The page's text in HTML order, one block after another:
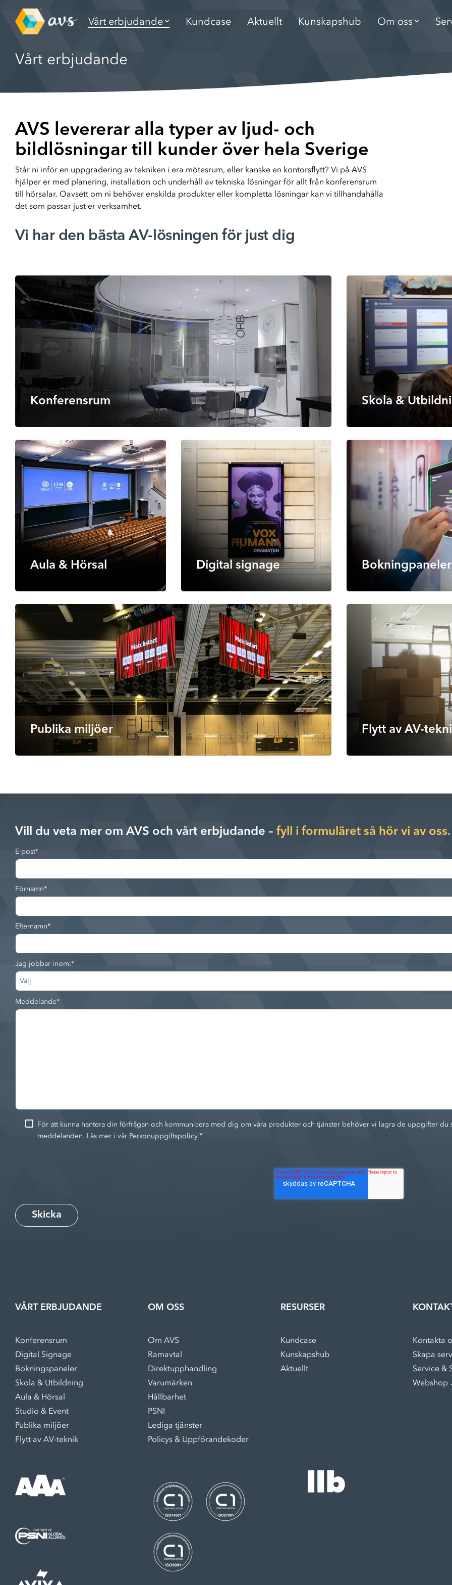
innehållet
Vårt erbjudande
Vårt erbjudande
Digital signage
Rätt budskap med digital signage
Bokningspaneler
Effektiv bokning av möten och lokaler
Digitala verktyg i skolan
Kundcase Aktuellt Kunskapshub Om oss
Om oss
Direktupphandling
AVS svarar gärna på direktupphandlingar, kontakta oss idag!
Ramavtal
AVS har ramavtal med verksamheter i både privat och offentlig sektor
AVS är certifierad medlem av det globala nätverket PSNI
Lediga tjänster
Bli en del av AVS!
Service
Vårt erbjudande
AVS levererar alla typer av ljud- och
bildlösningar till kunder över hela Sverige
Står ni inför en uppgradering av tekniken i era mötesrum, eller kanske en kontorsflytt? Vi på AVS
hjälper er med planering, installation och underhåll av tekniska lösningar för allt från konferensrum
till hörsalar. Oavsett om ni behöver enskilda produkter eller kompletta lösningar kan vi tillhandahålla
det som passar just er verksamhet.
Vi har den bästa AV-lösningen för just dig
Konferensrum Skola &
Aula & Hörsal Digital signage Bokningpaneler
Publika miljöer Flytt av AV-
Vill du veta mer om AVS och vårt erbjudande – fyll i formuläret så hör vi av oss.
E-post*
Förnamn*
Efternamn*
Jag jobbar inom:*
Meddelande*
För att kunna hantera din förfrågan och kommunicera med dig om våra produkter och tjänster behöver vi lagra de uppgifter du
meddelanden. Läs mer i vår Personuppgiftspolicy.*
VÅRT ERBJUDANDE
Konferensrum
Digital Signage
Bokningspaneler
Skola & Utbildning
Aula & Hörsal
Studio & Event
Publika miljöer
Flytt av AV-teknik
OM OSS
Om AVS
Ramavtal
Direktupphandling
Varumärken
Hållbarhet
PSNI
Lediga tjänster
Policys & Uppförandekoder
RESURSER
Kundcase
Kunskapshub
Aktuellt
Kontakta
Skapa
Service &
Webshop